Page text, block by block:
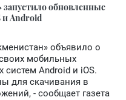
запустило обновленные
Android
объявило о
мобильных
Android и iOS.
для скачивания в
- сообщает газета